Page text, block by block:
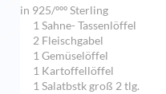
in 925/ººº Sterling
1 Sahne- Tassenlöffel
2 Fleischgabel
1 Gemüselöffel
1 Kartoffellöffel
1 Salatbstk groß 2 tlg.